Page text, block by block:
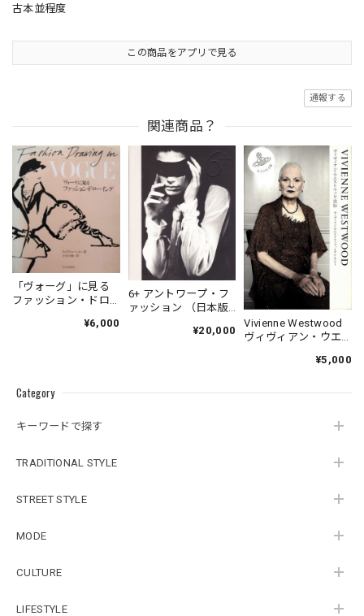
Category
キーワードで探す
TRADITIONAL STYLE
STREET STYLE
MODE
CULTURE
LIFESTYLE
古本並程度
この商品をアプリで見る
通報する
関連商品？
「ヴォーグ」に見る
ファッション・ドロ
¥6,000
6+ アントワープ・フ
ァッション （日本版
¥20,000
Vivienne Westwood
ヴィヴィアン・ウエ
¥5,000